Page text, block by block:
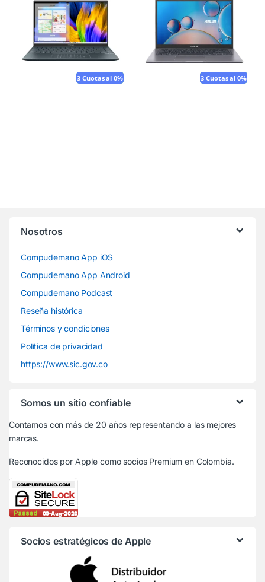
Mouse gratis
3 Cuotas al 0% Mouse gratis
3 Cuotas al 0%
Nosotros
Compudemano App iOS
Compudemano App Android
Compudemano Podcast
Reseña histórica
Términos y condiciones
Política de privacidad
https://www.sic.gov.co
Somos un sitio confiable
Contamos con más de 20 años representando a las mejores
marcas.
Reconocidos por Apple como socios Premium en Colombia.
Socios estratégicos de Apple